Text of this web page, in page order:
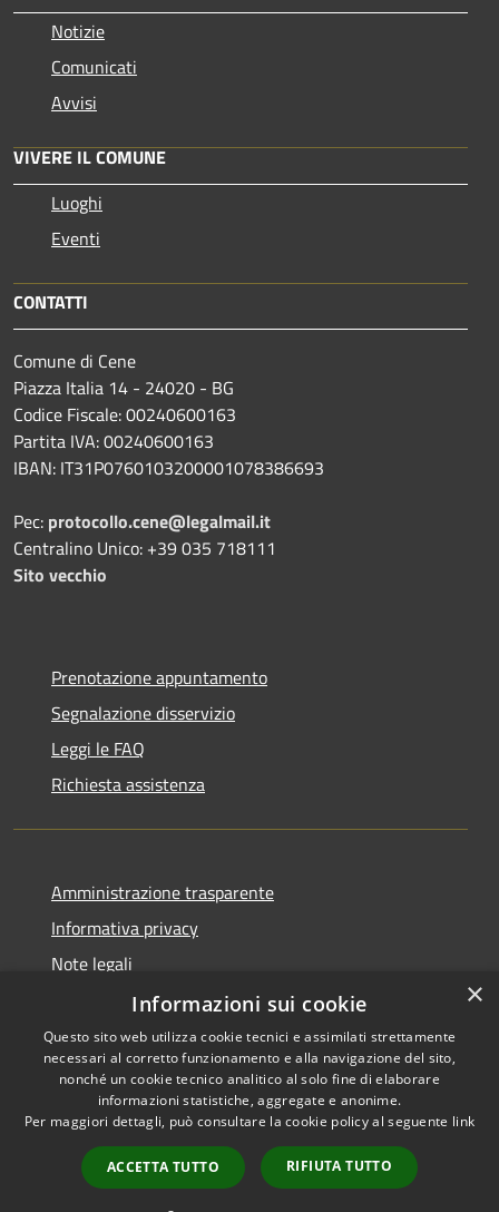
Notizie
Comunicati
Avvisi
VIVERE IL COMUNE
Luoghi
Eventi
CONTATTI
Comune di Cene
Piazza Italia 14 - 24020 - BG
Codice Fiscale: 00240600163
Partita IVA: 00240600163
IBAN: IT31P0760103200001078386693
Pec: protocollo.cene@legalmail.it
Centralino Unico: +39 035 718111
Sito vecchio
Prenotazione appuntamento
Segnalazione disservizio
Leggi le FAQ
Richiesta assistenza
Amministrazione trasparente
Informativa privacy
Note legali
Dichiarazione di accessibilità
RSS
Accessibilità
Copyright © 2026 • Comune di
Municipium•
Accesso
redazione
×
Informazioni sui cookie
Questo sito web utilizza cookie tecnici e assimilati strettamente
necessari al corretto funzionamento e alla navigazione del sito,
nonché un cookie tecnico analitico al solo fine di elaborare
informazioni statistiche, aggregate e anonime.
Per maggiori dettagli, può consultare la cookie policy al seguente link
ACCETTA TUTTO RIFIUTA TUTTO